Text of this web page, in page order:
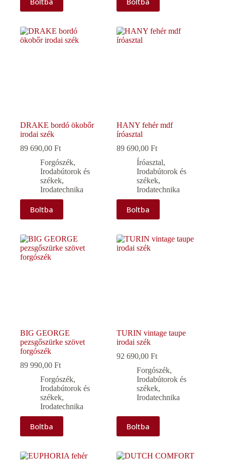
DRAKE bordó ökobőr
irodai szék
89 690,00 Ft
Forgószék,
Irodabútorok és
székek,
Irodatechnika
Boltba
HANY fehér mdf
íróasztal
89 690,00Ft
Íróasztal,
Irodabútorok és
székek,
Irodatechnika
Boltba
BIG GEORGE
pezsgőszürke szövet
forgószék
89 990,00 Ft
Forgószék,
Irodabútorok és
székek,
Irodatechnika
Boltba
TURIN vintage taupe
irodai szék
92 690,00Ft
Forgószék,
Irodabútorok és
székek,
Irodatechnika
Boltba